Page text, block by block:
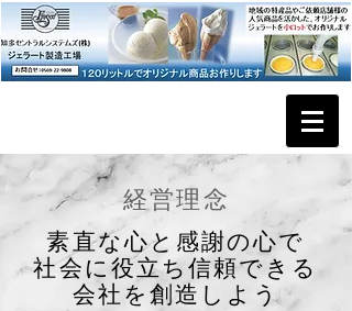
​経営理念
素直な心と感謝の心で
​社会に役立ち信頼できる
会社を創造しよう